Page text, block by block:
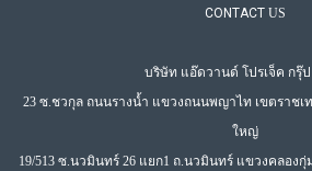
CONTACT US
บริษัท แอ๊ดวานด์ โปรเจ็ค กรุ๊
23 ซ.ชวกุล ถนนรางน้ำ แขวงถนนพญาไท เขตราชเท
ใหญ่
19/513 ซ.นวมินทร์ 26 แยก1 ถ.นวมินทร์ แขวงคลองกุ่